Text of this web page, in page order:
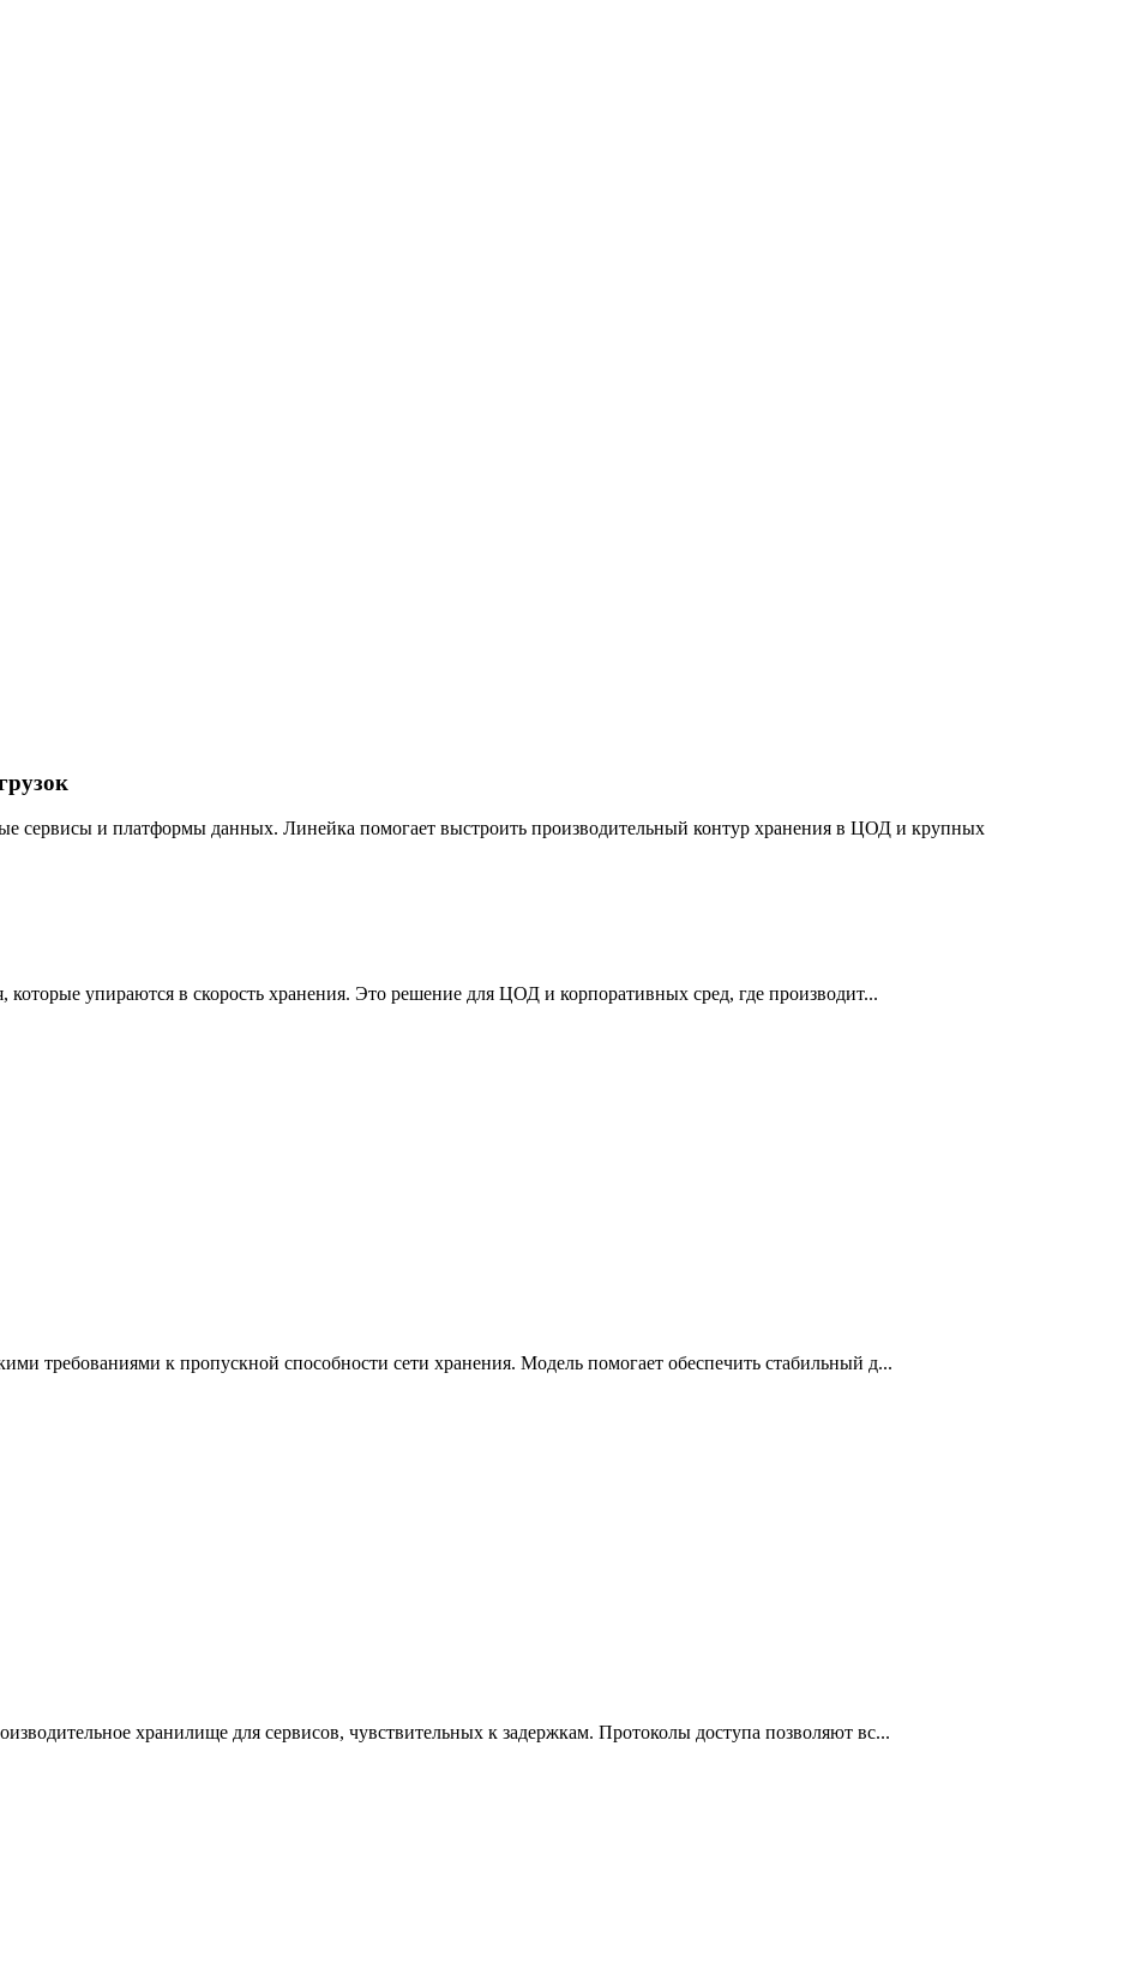
сервисы и платформы данных. Линейка помогает выстроить производительный контур хранения в ЦОД и крупных
упираются в скорость хранения. Это решение для ЦОД и корпоративных сред, где производит...
требованиями к пропускной способности сети хранения. Модель помогает обеспечить стабильный д...
хранилище для сервисов, чувствительных к задержкам. Протоколы доступа позволяют вс...